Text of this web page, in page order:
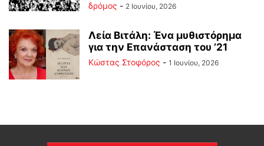
δρόμος - 2 Ιουνίου, 2026
Λεία Βιτάλη: Ένα μυθιστόρημα
για την Επανάσταση του ’21
Κώστας Στοφόρος - 1 Ιουνίου, 2026